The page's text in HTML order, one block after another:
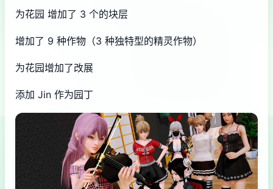
为花园 增加了 3 个的块层
增加了 9 种作物（3 种独特型的精灵作物）
为花园增加了改展
添加 Jin 作为园丁